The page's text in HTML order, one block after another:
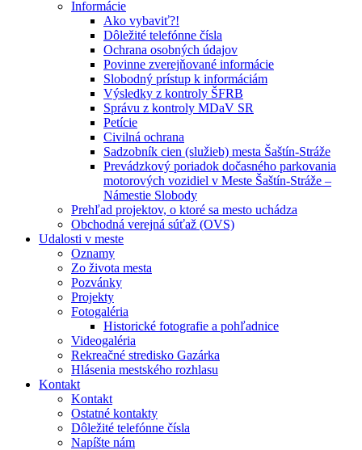
Informácie
Ako vybaviť?!
Dôležité telefónne čísla
Ochrana osobných údajov
Povinne zverejňované informácie
Slobodný prístup k informáciám
Výsledky z kontroly ŠFRB
Správu z kontroly MDaV SR
Petície
Civilná ochrana
Sadzobník cien (služieb) mesta Šaštín-Stráže
Prevádzkový poriadok dočasného parkovania
motorových vozidiel v Meste Šaštín-Stráže –
Námestie Slobody
Prehľad projektov, o ktoré sa mesto uchádza
Obchodná verejná súťaž (OVS)
Udalosti v meste
Oznamy
Zo života mesta
Pozvánky
Projekty
Fotogaléria
Historické fotografie a pohľadnice
Videogaléria
Rekreačné stredisko Gazárka
Hlásenia mestského rozhlasu
Kontakt
Kontakt
Ostatné kontakty
Dôležité telefónne čísla
Napíšte nám